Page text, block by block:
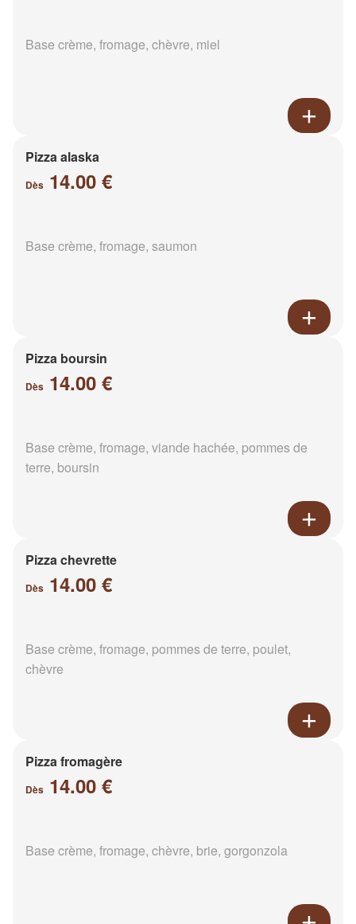
Base crème, fromage, chèvre, miel
Pizza alaska
Dès 14.00 €
Base crème, fromage, saumon
Pizza boursin
Dès 14.00 €
Base crème, fromage, viande hachée, pommes de
terre, boursin
Pizza chevrette
Dès 14.00 €
Base crème, fromage, pommes de terre, poulet,
chèvre
Pizza fromagère
Dès 14.00 €
Base crème, fromage, chèvre, brie, gorgonzola